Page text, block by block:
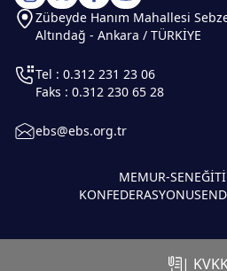
MEMUR-SEN
KONFEDERASYONU
Zübeyde Hanım Mahallesi
Altındağ - Ankara / TÜRKİYE
Tel : 0.312 231 23 06
Faks : 0.312 230 65 28
ebs@ebs.org.tr
|